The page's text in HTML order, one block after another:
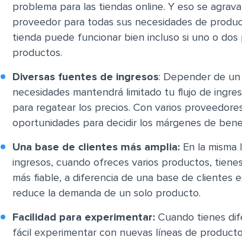
problema para las tiendas online. Y eso se
proveedor para todas sus necesidades de
tienda puede funcionar bien incluso si uno o
productos.
Diversas fuentes de ingresos: Depender de
necesidades mantendrá limitado tu flujo de
para regatear los precios. Con varios
oportunidades para decidir los márgenes de
Una base de clientes más amplia: En la
ingresos, cuando ofreces varios productos,
más fiable, a diferencia de una base de clientes
reduce la demanda de un solo producto.
Facilidad para experimentar: Cuando tienes
fácil experimentar con nuevas líneas de